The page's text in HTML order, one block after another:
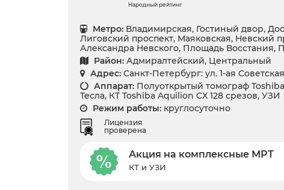
Народный рейтинг
Метро: Владимирская, Гостиный двор,
Лиговский проспект, Маяковская, Невский
Александра Невского, Площадь Восстания,
Район: Адмиралтейский, Центральный
Адрес: Санкт-Петербург: ул. 1-ая
Аппарат: Полуоткрытый томограф
Тесла, КТ Toshiba Aquilion CX 128 срезов, УЗИ
Режим работы: круглосуточно
Лицензия
проверена
Акция на комплексные МРТ
КТ и УЗИ